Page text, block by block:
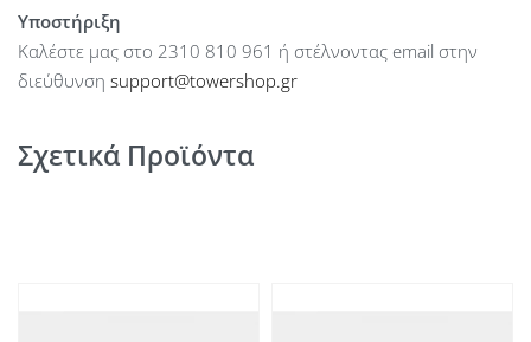
Υποστήριξη
Καλέστε μας στο 2310 810 961 ή στέλνοντας email στην
διεύθυνση support@towershop.gr
Σχετικά Προϊόντα